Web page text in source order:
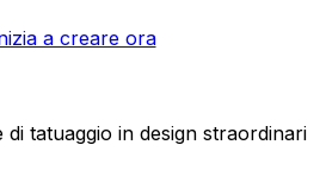
a creare ora
tatuaggio in design straordinari